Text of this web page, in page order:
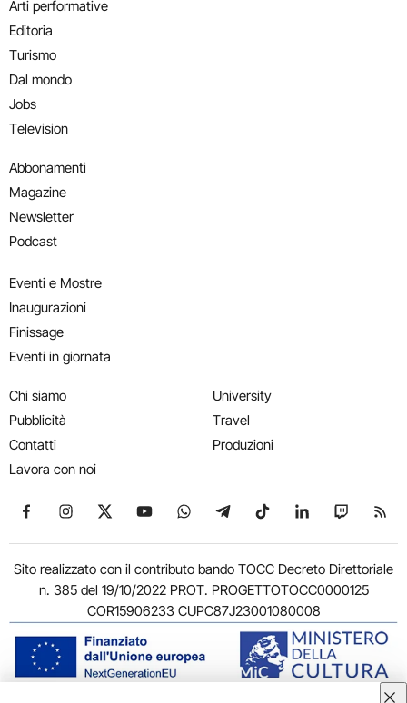
Arti performative
Editoria
Turismo
Dal mondo
Jobs
Television
Abbonamenti
Magazine
Newsletter
Podcast
Eventi e Mostre
Inaugurazioni
Finissage
Eventi in giornata
Chi siamo
Pubblicità
Contatti
Lavora con noi
University
Travel
Produzioni
Seguici su Facebook
Seguici su Instagram
Seguici su X
Seguici su YouTube
Seguici su WhatsApp
Seguici su Telegram
Seguici su TikTok
Seguici su
Seguici
Sito realizzato con il contributo bando TOCC Decreto Direttoriale
n. 385 del 19/10/2022 PROT. PROGETTOTOCC0000125
COR15906233 CUPC87J23001080008